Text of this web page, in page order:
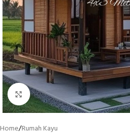
Click to enlarge
Home/Rumah Kayu